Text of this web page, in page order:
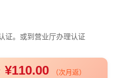
证。或到营业厅办理认证
¥110.00 （次月返）